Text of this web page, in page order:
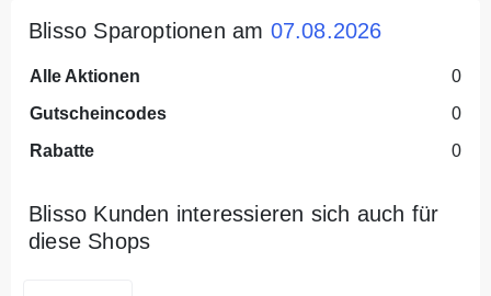
Blisso Sparoptionen am 07.08.2026
Alle Aktionen
0
Gutscheincodes
0
Rabatte
0
Blisso Kunden interessieren sich auch für
diese Shops